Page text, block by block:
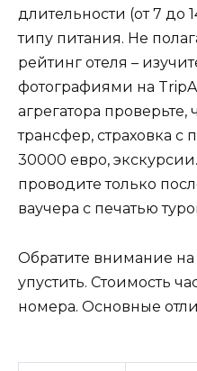
длительности (от 7 до
типу питания. Не
рейтинг отеля –
фотографиями на
агрегатора проверьте,
трансфер, страховка
30000 евро,
проводите только
ваучера с печатью
Обратите внимание на
упустить. Стоимость
номера. Основные